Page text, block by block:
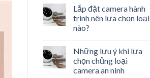
Lắp đặt camera hành
trình nên lựa chọn loại
nào?
Những lưu ý khi lựa
chọn chủng loại
camera an ninh